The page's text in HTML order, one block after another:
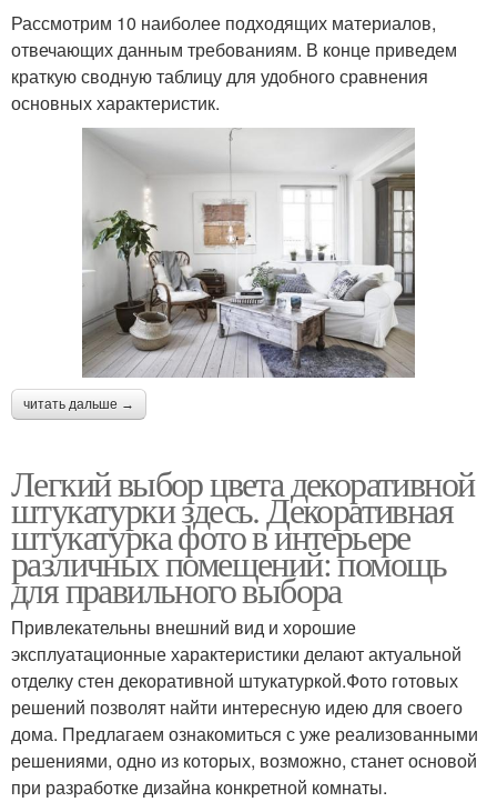
Рассмотрим 10 наиболее подходящих материалов,
отвечающих данным требованиям. В конце приведем
краткую сводную таблицу для удобного сравнения
основных характеристик.
читать дальше →
Легкий выбор цвета декоративной
штукатурки здесь. Декоративная
штукатурка фото в интерьере
различных помещений: помощь
для правильного выбора
Привлекательны внешний вид и хорошие
эксплуатационные характеристики делают актуальной
отделку стен декоративной штукатуркой.Фото готовых
решений позволят найти интересную идею для своего
дома. Предлагаем ознакомиться с уже реализованными
решениями, одно из которых, возможно, станет основой
при разработке дизайна конкретной комнаты.